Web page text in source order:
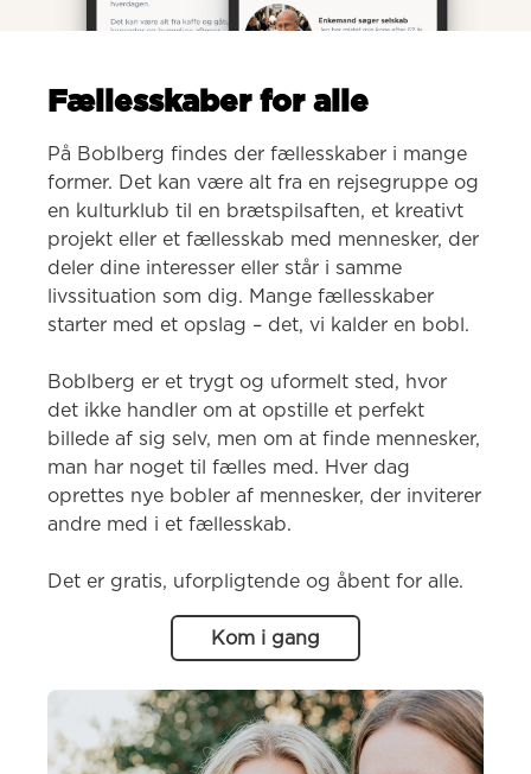
Fællesskaber for alle
På Boblberg findes der fællesskaber i mange
former. Det kan være alt fra en rejsegruppe og
en kulturklub til en brætspilsaften, et kreativt
projekt eller et fællesskab med mennesker, der
deler dine interesser eller står i samme
livssituation som dig. Mange fællesskaber
starter med et opslag – det, vi kalder en bobl.
Boblberg er et trygt og uformelt sted, hvor
det ikke handler om at opstille et perfekt
billede af sig selv, men om at finde mennesker,
man har noget til fælles med. Hver dag
oprettes nye bobler af mennesker, der inviterer
andre med i et fællesskab.
Det er gratis, uforpligtende og åbent for alle.
Kom i gang